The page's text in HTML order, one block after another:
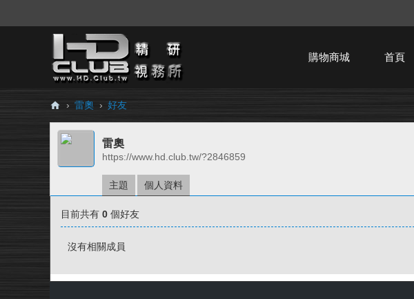
購物商城 首頁
H
Cl
所
› 雷奧 › 好友
雷奧
https://www.hd.club.tw/?2846859
主題 個人資料
目前共有 0 個好友
沒有相關成員